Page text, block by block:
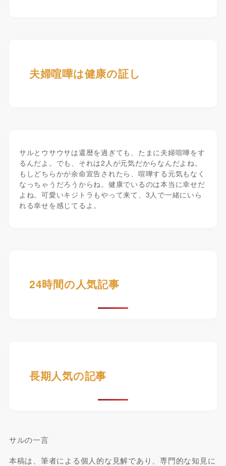
夫婦喧嘩は健康の証し
サルとウサウサは還暦を過ぎても、たまに夫婦喧嘩をす
るんだよ。でも、それは2人が元気だからなんだよね。
もしどちらかが余命宣告されたら、喧嘩する元気もなく
なっちゃうだろうからね。健康でいるのは本当に幸せだ
よね。可愛いキジトラもやって来て、3人で一緒にいら
れる幸せを感じてるよ。
24時間の人気記事
長期人気の記事
サルの一言
本稿は、筆者による個人的な見解であり、専門的な知見に